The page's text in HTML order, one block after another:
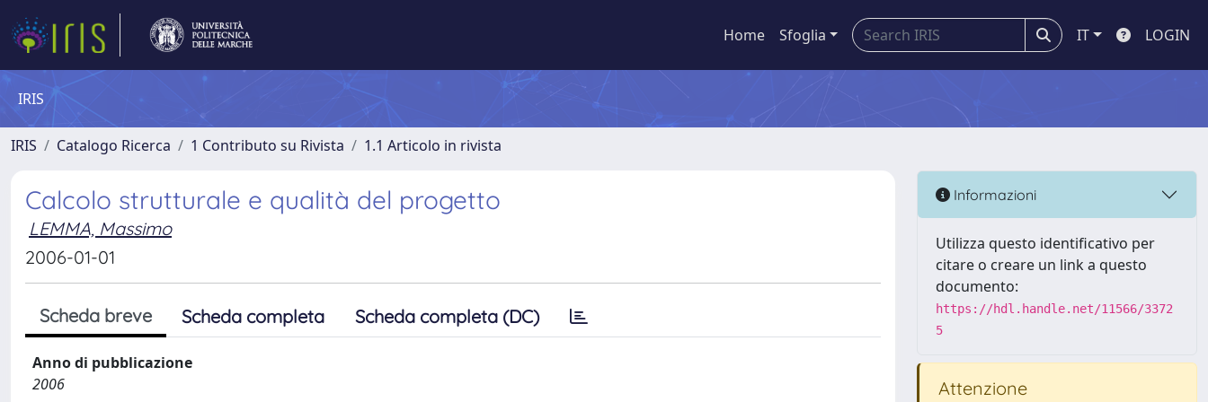
Home Sfoglia IT LOGIN
IRIS
IRIS Catalogo Ricerca 1 Contributo su Rivista 1.1 Articolo in rivista
Calcolo strutturale e qualità del progetto
LEMMA, Massimo
2006-01-01
Scheda breve Scheda completa Scheda completa (DC)
Anno di pubblicazione
2006
Informazioni
Utilizza questo identificativo per
citare o creare un link a questo
documento:
https://hdl.handle.net/11566/3372
5
Attenzione